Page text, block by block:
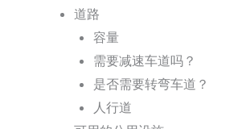
道路
容量
需要减速车道吗？
是否需要转弯车道？
人行道